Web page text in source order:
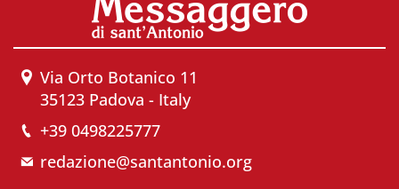
Via Orto Botanico 11
35123 Padova - Italy
+39 0498225777
redazione@santantonio.org